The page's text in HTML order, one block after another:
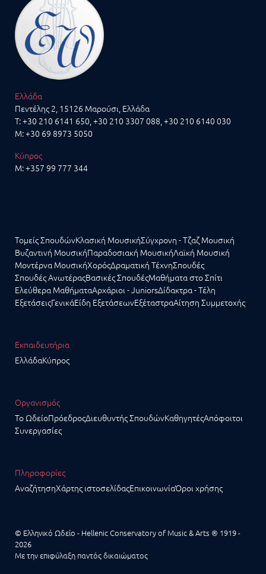
Ελλάδα
Πεντέλης 2, 15126 Μαρούσι, Ελλάδα
T:+30 210 6141 650 +30 210 3307 088 +30 210 6140 030
M:+30 69 8973 5050
Κύπρος
M:+357 99 777 344
Τομείς ΣπουδώνΚλασική ΜουσικήΣύγχρονη - Τζαζ Μουσική
Βυζαντινή ΜουσικήΠαραδοσιακή ΜουσικήΛαϊκή Μουσική
Μοντέρνα ΜουσικήΧορόςΔραματική ΤέχνηΣπουδές
Σπουδές ΑνωτέραςΒασικές ΣπουδέςΜαθήματα στο Σπίτι
Ελεύθερα ΜαθήματαΑρχάριοι - JuniorsΔίδακτρα - Τέλη
ΕξετάσειςΓενικάΕίδη ΕξετάσεωνΕξέταστραΑίτηση Συμμετοχής
Εκπαιδευτήρια
ΕλλάδαΚύπρος
Οργανισμός
Το ΩδείοΠρόεδροςΔιευθυντής ΣπουδώνΚαθηγητέςΑπόφοιτοι
Συνεργασίες
Πληροφορίες
ΑναζήτησηΧάρτης ιστοσελίδαςΕπικοινωνίαΌροι χρήσης
© Ελληνικό Ωδείο - Hellenic Conservatory of Music & Arts ® 1919 -
2026
Με την επιφύλαξη παντός δικαιώματος